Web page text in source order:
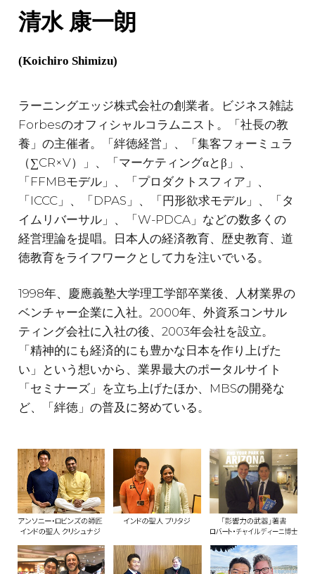
清水 康一朗
(Koichiro Shimizu)
ラーニングエッジ株式会社の創業者。ビジネス雑誌
Forbesのオフィシャルコラムニスト。「社長の教
養」の主催者。「絆徳経営」、「集客フォーミュラ
（∑CR×V）」、「マーケティングαとβ」、
「FFMBモデル」、「プロダクトスフィア」、
「ICCC」、「DPAS」、「円形欲求モデル」、「タ
イムリバーサル」、「W-PDCA」などの数多くの
経営理論を提唱。日本人の経済教育、歴史教育、道
徳教育をライフワークとして力を注いでいる。
1998年、慶應義塾大学理工学部卒業後、人材業界の
ベンチャー企業に入社。2000年、外資系コンサル
ティング会社に入社の後、2003年会社を設立。
「精神的にも経済的にも豊かな日本を作り上げた
い」という想いから、業界最大のポータルサイト
「セミナーズ」を立ち上げたほか、MBSの開発な
ど、「絆徳」の普及に努めている。